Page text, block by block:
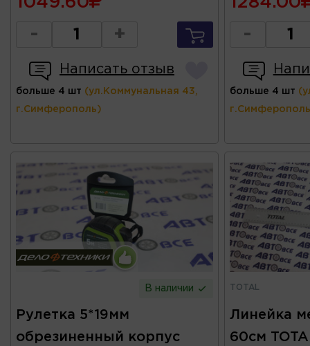
- +
Написать отзыв
больше 4 шт (ул.Коммунальная 43,
г.Симферополь)
-
больше 4 шт
В наличии
Рулетка 5*19мм
обрезиненный корпус
TOTAL
Линейка
60см